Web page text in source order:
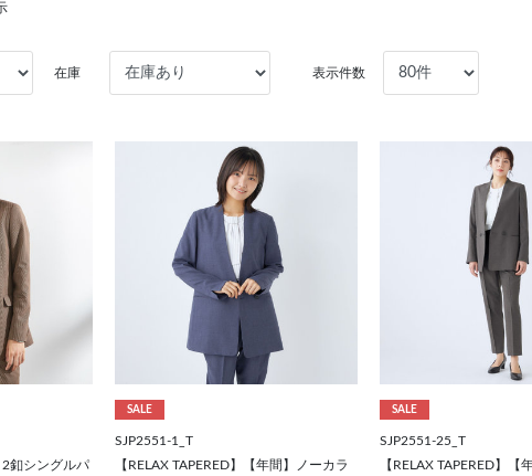
在庫 表示件数
2釦シングルパ
SALE
SJP2551-1_T
【RELAX TAPERED】【年間】ノーカラ
SALE
SJP2551-25_T
【RELAX TAPERED】【